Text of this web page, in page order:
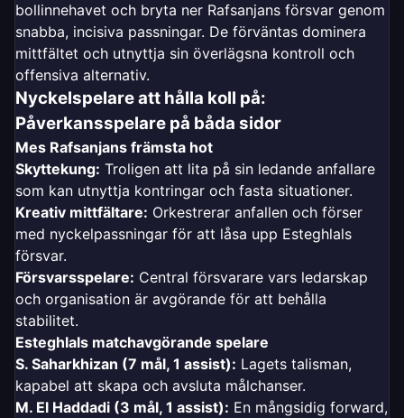
bollinnehavet och bryta ner Rafsanjans försvar genom
snabba, incisiva passningar. De förväntas dominera
mittfältet och utnyttja sin överlägsna kontroll och
offensiva alternativ.
Nyckelspelare att hålla koll på:
Påverkansspelare på båda sidor
Mes Rafsanjans främsta hot
Skyttekung: Troligen att lita på sin ledande anfallare
som kan utnyttja kontringar och fasta situationer.
Kreativ mittfältare: Orkestrerar anfallen och förser
med nyckelpassningar för att låsa upp Esteghlals
försvar.
Försvarsspelare: Central försvarare vars ledarskap
och organisation är avgörande för att behålla
stabilitet.
Esteghlals matchavgörande spelare
S. Saharkhizan (7 mål, 1 assist): Lagets talisman,
kapabel att skapa och avsluta målchanser.
M. El Haddadi (3 mål, 1 assist): En mångsidig forward,